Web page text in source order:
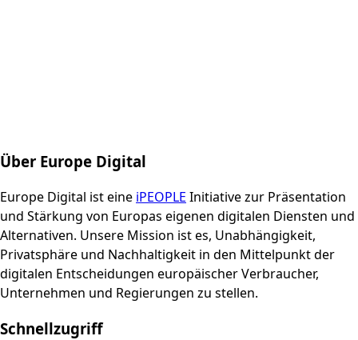
Über Europe Digital
Europe Digital ist eine iPEOPLE Initiative zur Präsentation
und Stärkung von Europas eigenen digitalen Diensten und
Alternativen. Unsere Mission ist es, Unabhängigkeit,
Privatsphäre und Nachhaltigkeit in den Mittelpunkt der
digitalen Entscheidungen europäischer Verbraucher,
Unternehmen und Regierungen zu stellen.
Schnellzugriff